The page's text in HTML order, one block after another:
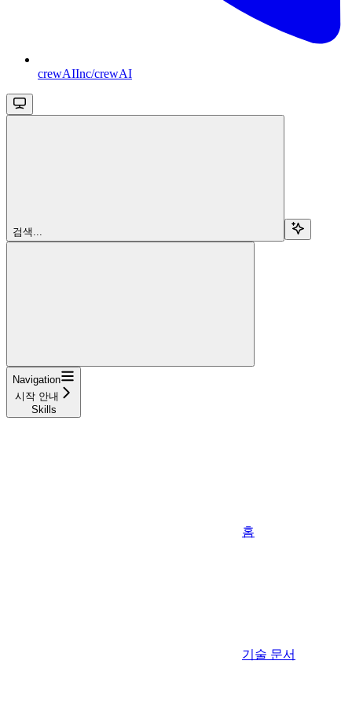
crewAIInc/crewAI
검색...
Navigation
시작 안내
Skills
홈
기술 문서